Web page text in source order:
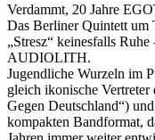
Verdammt, 20 Jahre
Das Berliner Quintett
„Stresz“ keinesfalls
AUDIOLITH.
Jugendliche Wurzeln im
gleich ikonische
Gegen Deutschland“)
kompakten Bandformat,